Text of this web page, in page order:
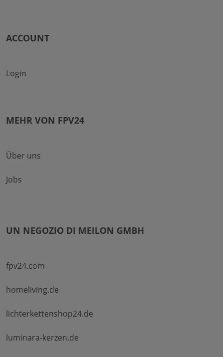
ACCOUNT
Login
MEHR VON FPV24
Über uns
Jobs
UN NEGOZIO DI MEILON GMBH
fpv24.com
homeliving.de
lichterkettenshop24.de
luminara-kerzen.de